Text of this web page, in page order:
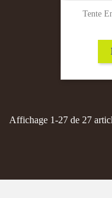
Tente
Affichage 1-27 de 27